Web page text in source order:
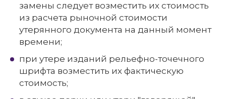
замены следует возместить их стоимость
из расчета рыночной стоимости
утерянного документа на данный момент
времени;
при утере изданий рельефно-точечного
шрифта возместить их фактическую
стоимость;